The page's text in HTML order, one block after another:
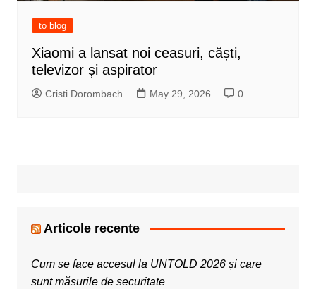
to blog
Xiaomi a lansat noi ceasuri, căști,
televizor și aspirator
Cristi Dorombach May 29, 2026 0
Articole recente
Cum se face accesul la UNTOLD 2026 și care
sunt măsurile de securitate